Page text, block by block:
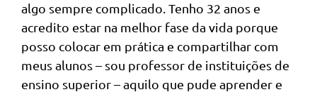
algo sempre complicado. Tenho 32 anos e
acredito estar na melhor fase da vida porque
posso colocar em prática e compartilhar com
meus alunos – sou professor de instituições de
ensino superior – aquilo que pude aprender e